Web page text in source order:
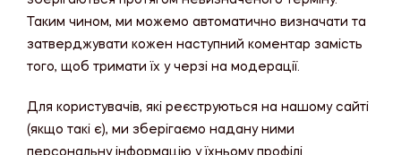
Таким чином, ми можемо автоматично визначати та
затверджувати кожен наступний коментар замість
того, щоб тримати їх у черзі на модерації.
Для користувачів, які реєструються на нашому сайті
(якщо такі є), ми зберігаємо надану ними
персональну інформацію у їхньому профілі